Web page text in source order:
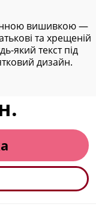
вишивкою —
та хрещеній
який текст під
дизайн.